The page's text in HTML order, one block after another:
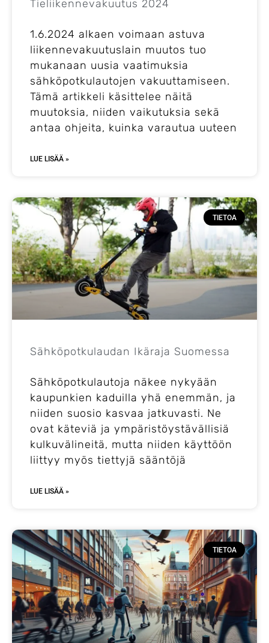
Tieliikennevakuutus 2024
1.6.2024 alkaen voimaan astuva
liikennevakuutuslain muutos tuo
mukanaan uusia vaatimuksia
sähköpotkulautojen vakuuttamiseen.
Tämä artikkeli käsittelee näitä
muutoksia, niiden vaikutuksia sekä
antaa ohjeita, kuinka varautua uuteen
LUE LISÄÄ »
TIETOA
Sähköpotkulaudan Ikäraja Suomessa
Sähköpotkulautoja näkee nykyään
kaupunkien kaduilla yhä enemmän, ja
niiden suosio kasvaa jatkuvasti. Ne
ovat käteviä ja ympäristöystävällisiä
kulkuvälineitä, mutta niiden käyttöön
liittyy myös tiettyjä sääntöjä
LUE LISÄÄ »
TIETOA